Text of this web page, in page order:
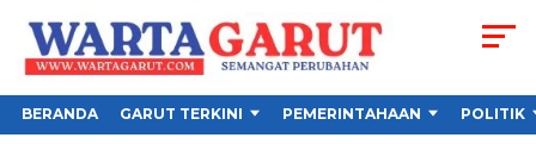
BERANDA GARUT TERKINI PEMERINTAHAAN POLITIK